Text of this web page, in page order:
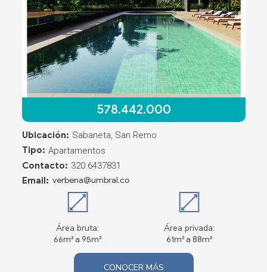
578.442.000
Ubicación: Sabaneta, San Remo
Tipo: Apartamentos
Contacto: 320 6437831
Email: verbena@umbral.co
Área bruta:
66m² a 95m²
Área privada:
61m² a 88m²
CONOCER MÁS